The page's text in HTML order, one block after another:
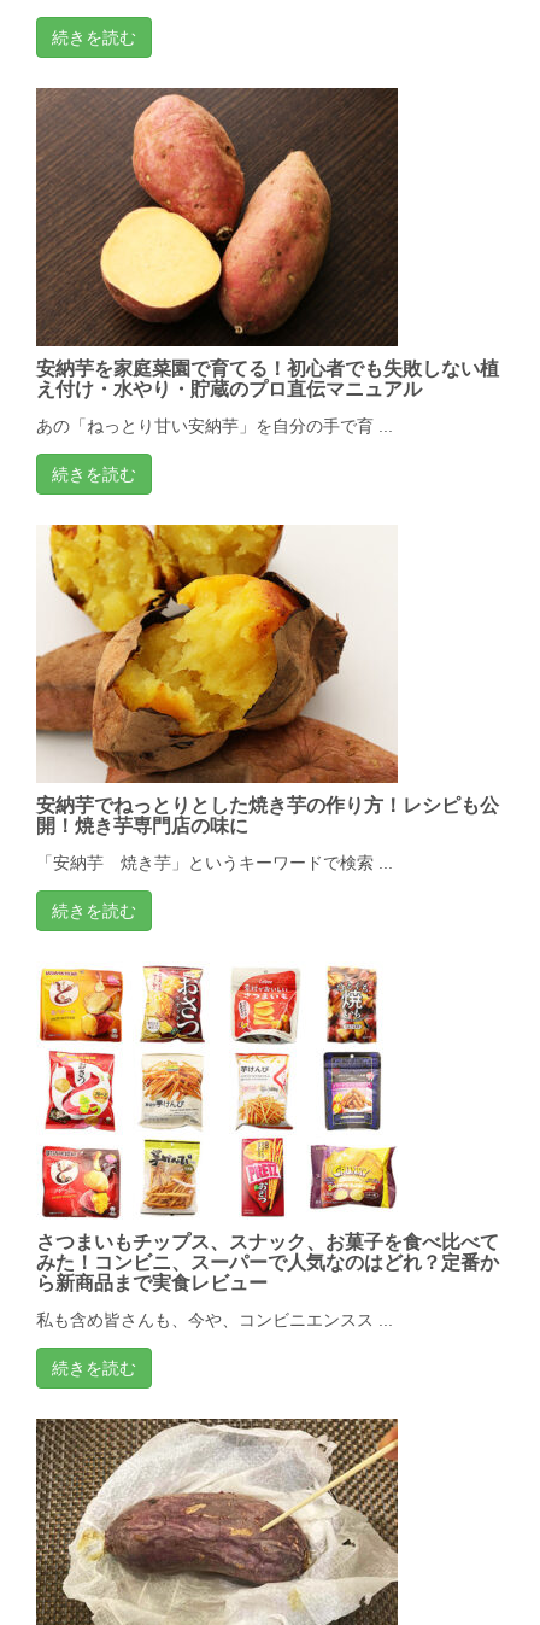
続きを読む
安納芋を家庭菜園で育てる！初心者でも失敗しない植
え付け・水やり・貯蔵のプロ直伝マニュアル
あの「ねっとり甘い安納芋」を自分の手で育 ...
続きを読む
安納芋でねっとりとした焼き芋の作り方！レシピも公
開！焼き芋専門店の味に
「安納芋 焼き芋」というキーワードで検索 ...
続きを読む
さつまいもチップス、スナック、お菓子を食べ比べて
みた！コンビニ、スーパーで人気なのはどれ？定番か
ら新商品まで実食レビュー
私も含め皆さんも、今や、コンビニエンスス ...
続きを読む